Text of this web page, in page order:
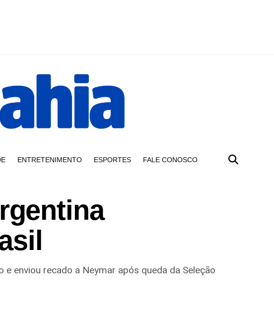
ENTRETENIMENTO ESPORTES FALE CONOSCO
enviou recado a Neymar após queda da Seleção